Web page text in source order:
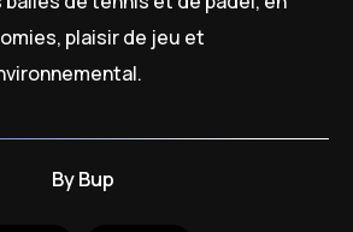
plaisir de jeu et
ByBup